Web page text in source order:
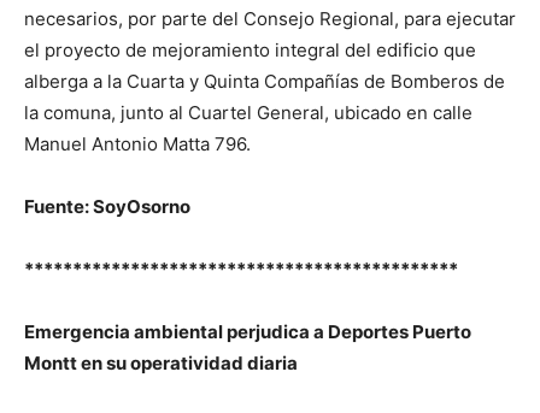
necesarios, por parte del Consejo Regional, para ejecutar
el proyecto de mejoramiento integral del edificio que
alberga a la Cuarta y Quinta Compañías de Bomberos de
la comuna, junto al Cuartel General, ubicado en calle
Manuel Antonio Matta 796.
Fuente: SoyOsorno
*********************************************
Emergencia ambiental perjudica a Deportes Puerto
Montt en su operatividad diaria